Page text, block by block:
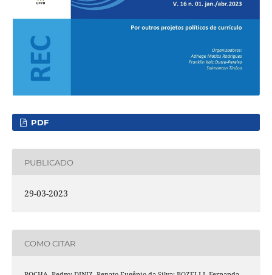
PDF
PUBLICADO
29-03-2023
COMO CITAR